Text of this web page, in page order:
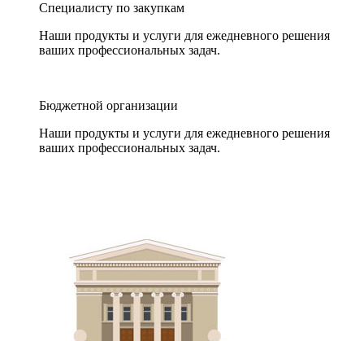
Специалисту по закупкам
Наши продукты и услуги для ежедневного решения
ваших профессиональных задач.
Бюджетной организации
Наши продукты и услуги для ежедневного решения
ваших профессиональных задач.